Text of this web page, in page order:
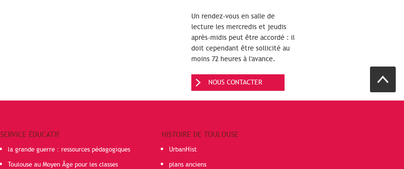
Un rendez-vous en salle de
lecture les mercredis et jeudis
après-midis peut être accordé : il
doit cependant être sollicité au
moins 72 heures à l'avance.
NOUS CONTACTER
SERVICE ÉDUCATIF
la grande guerre : ressources pédagogiques
Toulouse au Moyen Âge pour les classes
HISTOIRE DE TOULOUSE
UrbanHist
plans anciens